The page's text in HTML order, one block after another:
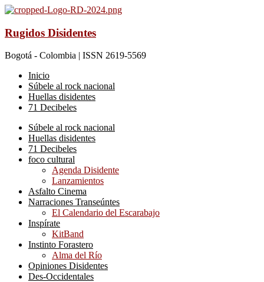
Rugidos Disidentes
Bogotá - Colombia | ISSN 2619-5569
Inicio
Súbele al rock nacional
Huellas disidentes
71 Decibeles
Súbele al rock nacional
Huellas disidentes
71 Decibeles
foco cultural
Agenda Disidente
Lanzamientos
Asfalto Cinema
Narraciones Transeúntes
El Calendario del Escarabajo
Inspírate
KitBand
Instinto Forastero
Alma del Río
Opiniones Disidentes
Des-Occidentales